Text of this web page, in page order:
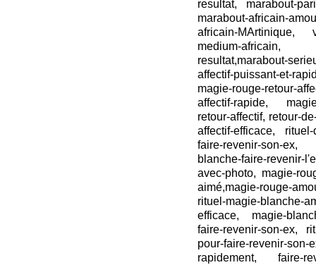
resultat, marabout-
marabout-africain-
africain-MArtinique,
medium-africain,
resultat,marabout-
affectif-puissant-et-
magie-rouge-retour-
affectif-rapide,
retour-affectif, retour-
affectif-efficace,
faire-revenir-son-ex,
blanche-faire-revenir-
avec-photo, magie-
aimé,magie-rouge-
rituel-magie-blanche-
efficace, magie-
faire-revenir-son-ex,
pour-faire-revenir-
rapidement, faire-